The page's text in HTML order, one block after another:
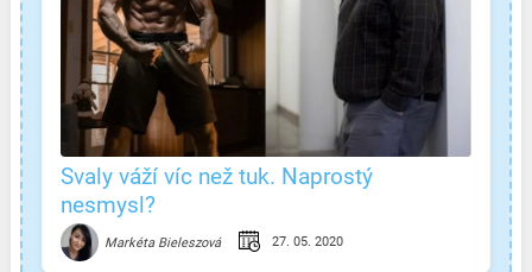
Svaly váží víc než tuk. Naprostý
nesmysl?
Markéta Bieleszová 27. 05. 2020